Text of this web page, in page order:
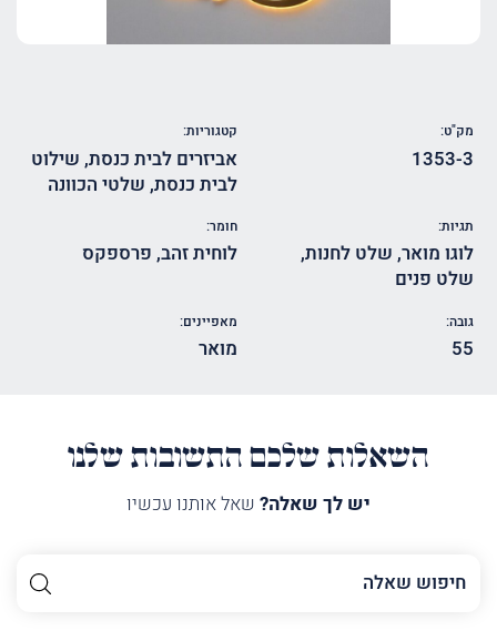
מק"ט:
1353-3
קטגוריות:
אביזרים לבית כנסת, שילוט
לבית כנסת, שלטי הכוונה
תגיות:
לוגו מואר, שלט לחנות,
שלט פנים
חומר:
לוחית זהב, פרספקס
גובה:
55
מאפיינים:
מואר
השאלות שלכם התשובות שלנו
יש לך שאלה? שאל אותנו עכשיו
השם